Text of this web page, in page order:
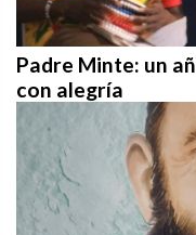
Padre Minte: un
con alegría